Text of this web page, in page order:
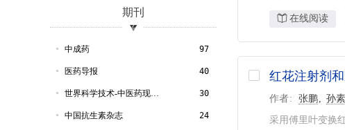
注射液 38
过敏 29
注射 28
伊维菌素 28
动物 26
期刊
中成药 97
医药导报 40
世界科学技术-中医药现代化 30
中国抗生素杂志 24
在线阅读
红花注射剂
作者 张鹏 孙
采用傅里叶变换